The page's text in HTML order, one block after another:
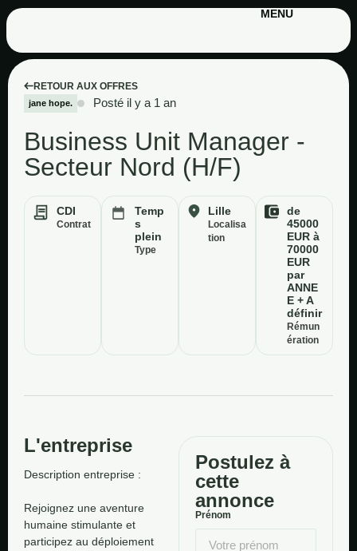
MENU
RETOUR AUX OFFRES
jane hope. Posté il y a 1 an
Business Unit Manager -
Secteur Nord (H/F)
CDI
Contrat
Temp
s
plein
Type
Lille
Localisa
tion
de
45000
EUR à
70000
EUR
par
ANNE
E + A
définir
Rémun
ération
L'entreprise
Description entreprise :
Rejoignez une aventure
humaine stimulante et
participez au déploiement
Postulez à
cette
annonce
Prénom